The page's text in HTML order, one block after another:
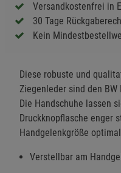
Versandkostenfrei in
30 Tage
Kein
Diese robuste und
Ziegenleder sind den
Die Handschuhe lassen
Druckknopflasche enger
Handgelenkgröße
Verstellbar am